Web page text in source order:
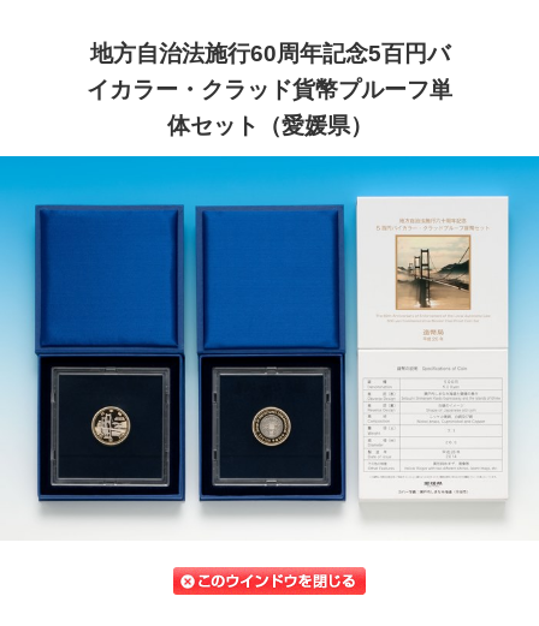
地方自治法施行60周年記念5百円バ
イカラー・クラッド貨幣プルーフ単
体セット（愛媛県）